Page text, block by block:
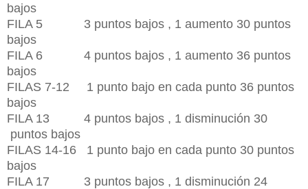
bajos
FILA 5 3 puntos bajos , 1 aumento 30 puntos
bajos
FILA 6 4 puntos bajos , 1 aumento 36 puntos
bajos
FILAS 7-12 1 punto bajo en cada punto 36 puntos
bajos
FILA 13 4 puntos bajos , 1 disminución 30
puntos bajos
FILAS 14-16 1 punto bajo en cada punto 30 puntos
bajos
FILA 17 3 puntos bajos , 1 disminución 24